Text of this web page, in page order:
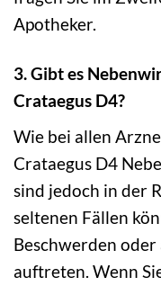
Apotheker.
3. Gibt es
Crataegus D4?
Wie bei allen
Crataegus D4
sind jedoch in der
seltenen Fällen
Beschwerden
auftreten. Wenn